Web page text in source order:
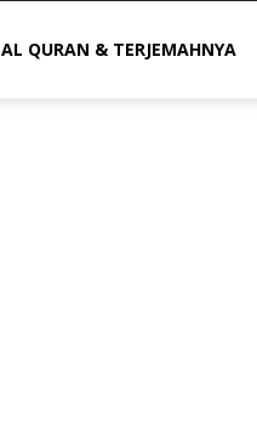
AL QURAN & TERJEMAHNYA